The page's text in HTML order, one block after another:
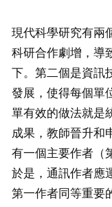
現代科學研究有兩
科研合作劇增，導
下。第二個是資訊
發展，使得每個單
單有效的做法就是
成果，教師晉升和
有一個主要作者（
於是，通訊作者應
第一作者同等重要